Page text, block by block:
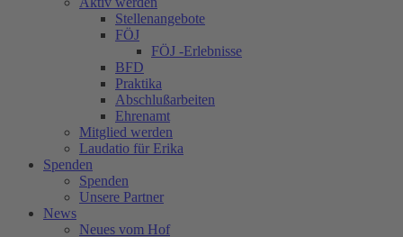
Stellenangebote
FÖJ
FÖJ -Erlebnisse
BFD
Praktika
Abschlußarbeiten
Ehrenamt
Mitglied werden
Laudatio für Erika
Spenden
Spenden
Unsere Partner
News
Neues vom Hof